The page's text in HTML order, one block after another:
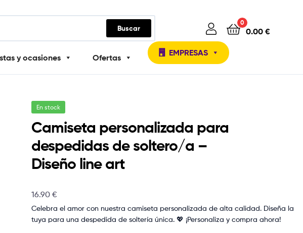
Buscar
0
0.00 €
y ocasiones Ofertas EMPRESAS
En stock
Camiseta personalizada para
despedidas de soltero/a –
Diseño line art
16.90 €
Celebra el amor con nuestra camiseta personalizada de alta calidad. Diseña la
tuya para una despedida de soltería única. 💖 ¡Personaliza y compra ahora!